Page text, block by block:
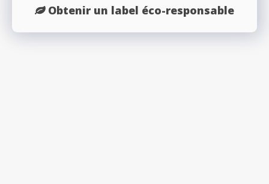
Obtenir un label éco-responsable